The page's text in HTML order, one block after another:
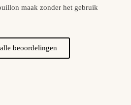
maak zonder het gebruik
beoordelingen